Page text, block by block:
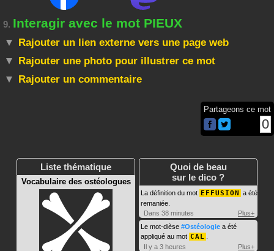
9. Interagir avec le mot PIEUX
Rajouter un lien externe vers une page web
Rajouter une photo pour illustrer ce mot
Rajouter un commentaire
Partageons ce mot
0
Liste thématique
Vocabulaire des ostéologues
Quoi de beau
sur le dico ?
La définition du mot EFFUSION a été
remaniée.
Dans 38 minutes
Plus+
Le mot-dièse #Ostéologie a été
appliqué au mot CAL
Il y a 3 heures
Plus+